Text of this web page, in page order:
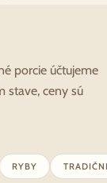
porcie účtujeme
stave, ceny sú
RYBY